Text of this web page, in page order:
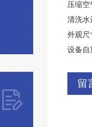
压缩
清洗水
外观尺
设备自
留